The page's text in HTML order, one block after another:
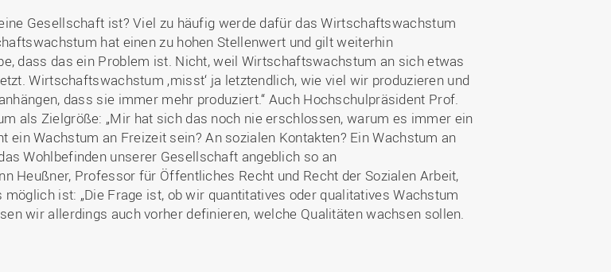
Gesellschaft ist? Viel zu häufig werde dafür das Wirtschaftswachstum
hat einen zu hohen Stellenwert und gilt weiterhin
dass das ein Problem ist. Nicht, weil Wirtschaftswachstum an sich etwas
Wirtschaftswachstum ‚misst‘ ja letztendlich, wie viel wir produzieren und
dass sie immer mehr produziert.“ Auch Hochschulpräsident Prof.
als Zielgröße: „Mir hat sich das noch nie erschlossen, warum es immer ein
Wachstum an Freizeit sein? An sozialen Kontakten? Ein Wachstum an
Wohlbefinden unserer Gesellschaft angeblich so an
Heußner, Professor für Öffentliches Recht und Recht der Sozialen Arbeit,
ist: „Die Frage ist, ob wir quantitatives oder qualitatives Wachstum
wir allerdings auch vorher definieren, welche Qualitäten wachsen sollen.